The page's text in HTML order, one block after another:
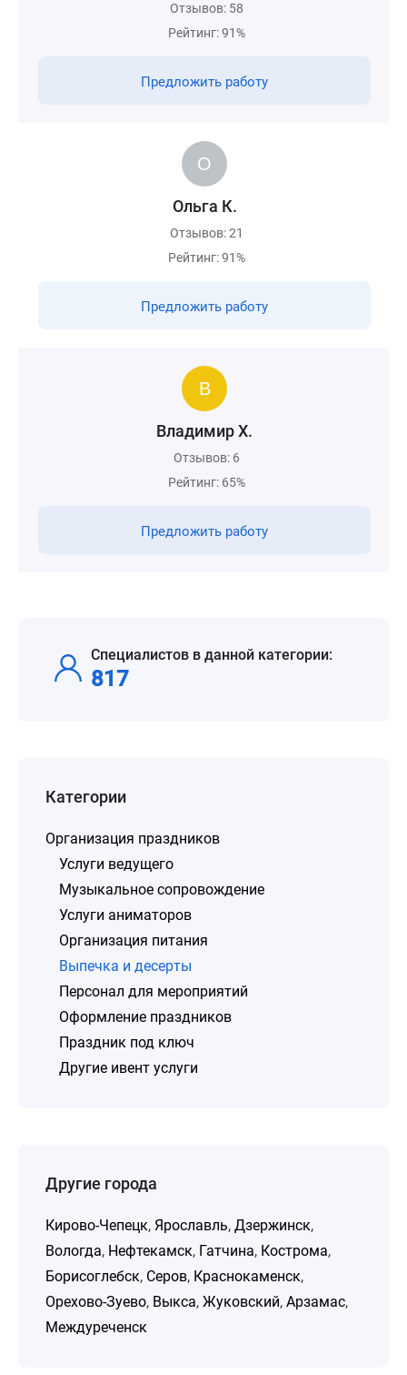
Отзывов: 58
Рейтинг: 91%
Предложить работу
Ольга К.
Отзывов: 21
Рейтинг: 91%
Предложить работу
Владимир Х.
Отзывов: 6
Рейтинг: 65%
Предложить работу
Специалистов в данной категории:
817
Категории
Организация праздников
Услуги ведущего
Музыкальное сопровождение
Услуги аниматоров
Организация питания
Выпечка и десерты
Персонал для мероприятий
Оформление праздников
Праздник под ключ
Другие ивент услуги
Другие города
Кирово-Чепецк, Ярославль, Дзержинск,
Вологда, Нефтекамск, Гатчина, Кострома,
Борисоглебск, Серов, Краснокаменск,
Орехово-Зуево, Выкса, Жуковский, Арзамас,
Междуреченск